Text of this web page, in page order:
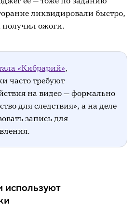
ликвидировали быстро,
ожоги.
«Кибрарий»,
часто требуют
на видео — формально
для следствия», а на деле
запись для
используют